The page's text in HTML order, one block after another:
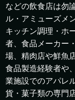
などの飲食店は勿
ル・アミューズメ
キッチン調理・ホ
者、食品メーカー
場、精肉店や鮮魚
食品製造経験者や
業施設でのアパレ
貨・菓子類の専門